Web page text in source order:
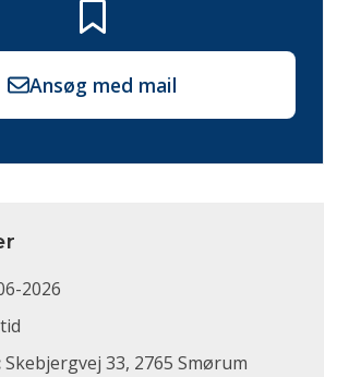
Ansøg med mail
2026
Skebjergvej 33, 2765 Smørum